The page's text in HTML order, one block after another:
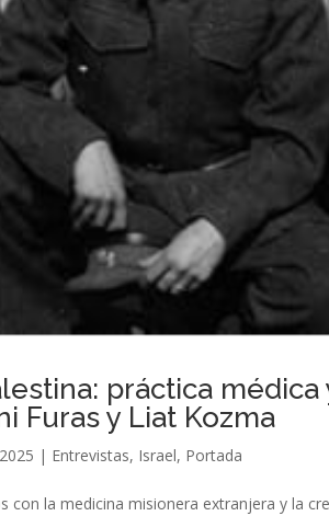
práctica
Furas y Liat Kozma
| Entrevistas, Israel, Portada
con la medicina misionera extranjera y la